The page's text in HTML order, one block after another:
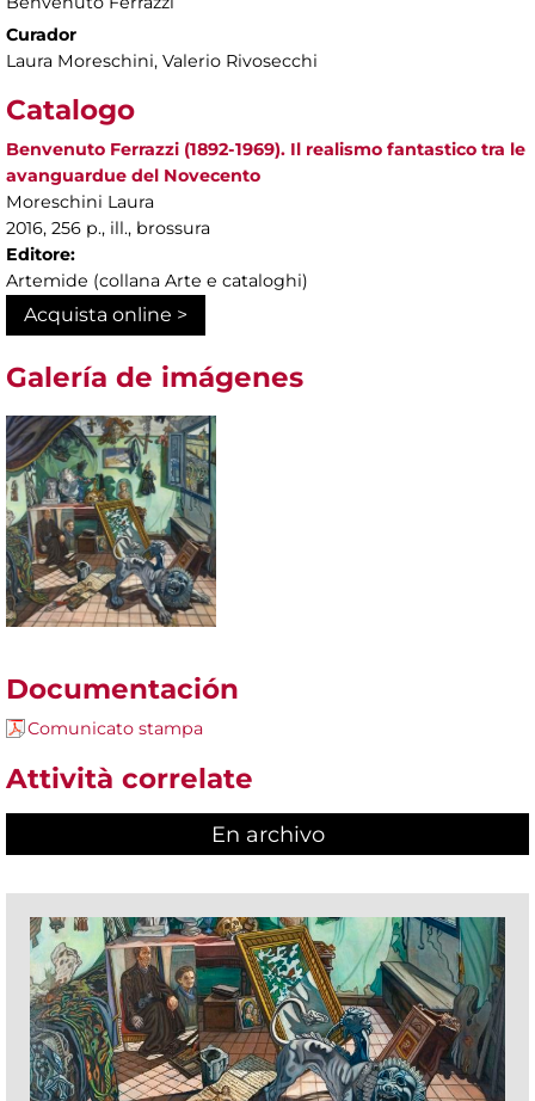
Curador
Laura Moreschini, Valerio Rivosecchi
Catalogo
Benvenuto Ferrazzi (1892-1969). Il realismo fantastico tra le
avanguardue del Novecento
Moreschini Laura
2016, 256 p., ill., brossura
Editore:
Artemide (collana Arte e cataloghi)
Acquista online >
Galería de imágenes
Documentación
Comunicato stampa
Attività correlate
En archivo